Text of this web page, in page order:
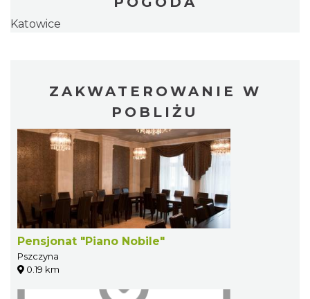
Katowice
ZAKWATEROWANIE W
POBLIŻU
Pensjonat "Piano Nobile"
Pszczyna
0.19 km